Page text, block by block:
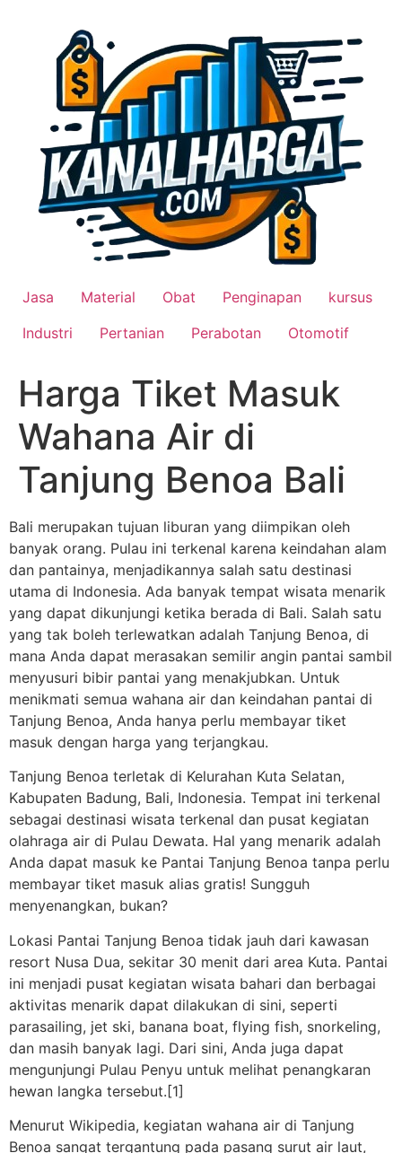
Jasa Material Obat Penginapan
kursus
Industri
Pertanian Perabotan Otomotif
Harga Tiket Masuk
Wahana Air di
Tanjung Benoa Bali
Bali merupakan tujuan liburan yang diimpikan oleh
banyak orang. Pulau ini terkenal karena keindahan alam
dan pantainya, menjadikannya salah satu destinasi
utama di Indonesia. Ada banyak tempat wisata menarik
yang dapat dikunjungi ketika berada di Bali. Salah satu
yang tak boleh terlewatkan adalah Tanjung Benoa, di
mana Anda dapat merasakan semilir angin pantai sambil
menyusuri bibir pantai yang menakjubkan. Untuk
menikmati semua wahana air dan keindahan pantai di
Tanjung Benoa, Anda hanya perlu membayar tiket
masuk dengan harga yang terjangkau.
Tanjung Benoa terletak di Kelurahan Kuta Selatan,
Kabupaten Badung, Bali, Indonesia. Tempat ini terkenal
sebagai destinasi wisata terkenal dan pusat kegiatan
olahraga air di Pulau Dewata. Hal yang menarik adalah
Anda dapat masuk ke Pantai Tanjung Benoa tanpa perlu
membayar tiket masuk alias gratis! Sungguh
menyenangkan, bukan?
Lokasi Pantai Tanjung Benoa tidak jauh dari kawasan
resort Nusa Dua, sekitar 30 menit dari area Kuta. Pantai
ini menjadi pusat kegiatan wisata bahari dan berbagai
aktivitas menarik dapat dilakukan di sini, seperti
parasailing, jet ski, banana boat, flying fish, snorkeling,
dan masih banyak lagi. Dari sini, Anda juga dapat
mengunjungi Pulau Penyu untuk melihat penangkaran
hewan langka tersebut.[1]
Menurut Wikipedia, kegiatan wahana air di Tanjung
Benoa sangat tergantung pada pasang surut air laut,